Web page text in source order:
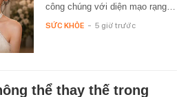
công chúng với diện mạo rạng…
SỨC KHỎE - 5 giờ trước
thể thay thế trong